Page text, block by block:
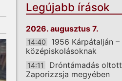
Legújabb írások
2026. augusztus 7.
14:40
1956 Kárpátalján
középiskolásoknak
14:11
Dróntámadás
Zaporizzsja megyében